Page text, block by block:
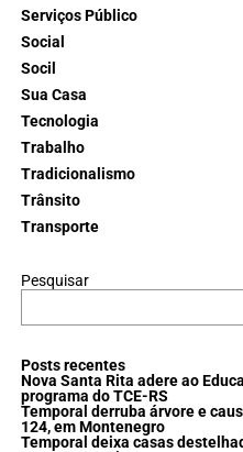
Serviços Público
Social
Socil
Sua Casa
Tecnologia
Trabalho
Tradicionalismo
Trânsito
Transporte
Pesquisar
Posts recentes
Nova Santa Rita adere ao
programa do TCE-RS
Temporal derruba árvore e
124, em Montenegro
Temporal deixa casas